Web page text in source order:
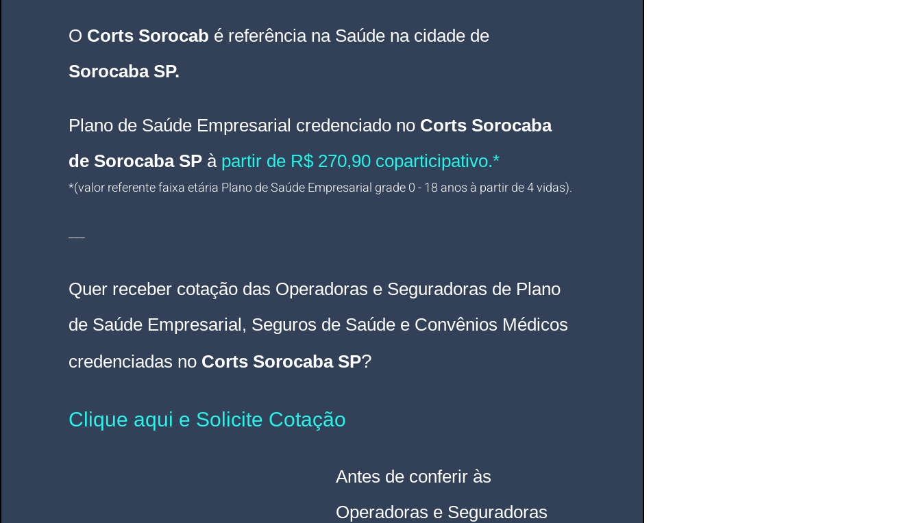
O Corts Sorocab é referência na Saúde na cidade de
Sorocaba SP.
Plano de Saúde Empresarial credenciado no Corts Sorocaba
de Sorocaba SP à partir de R$ 270,90 coparticipativo.*
*(valor referente faixa etária Plano de Saúde Empresarial grade 0 - 18 anos à partir de 4 vidas).
___
Quer receber cotação das Operadoras e Seguradoras de Plano
de Saúde Empresarial, Seguros de Saúde e Convênios Médicos
credenciadas no Corts Sorocaba SP?
Clique aqui e Solicite Cotação
Antes de conferir às
Operadoras e Seguradoras